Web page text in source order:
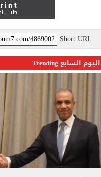
Short URL
اليوم السابع Trending